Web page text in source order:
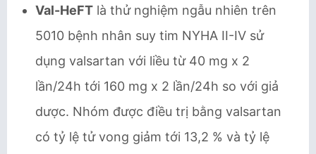
Val-HeFT là thử nghiệm ngẫu nhiên trên
5010 bệnh nhân suy tim NYHA II-IV sử
dụng valsartan với liều từ 40 mg x 2
lần/24h tới 160 mg x 2 lần/24h so với giả
dược. Nhóm được điều trị bằng valsartan
có tỷ lệ tử vong giảm tới 13,2 % và tỷ lệ